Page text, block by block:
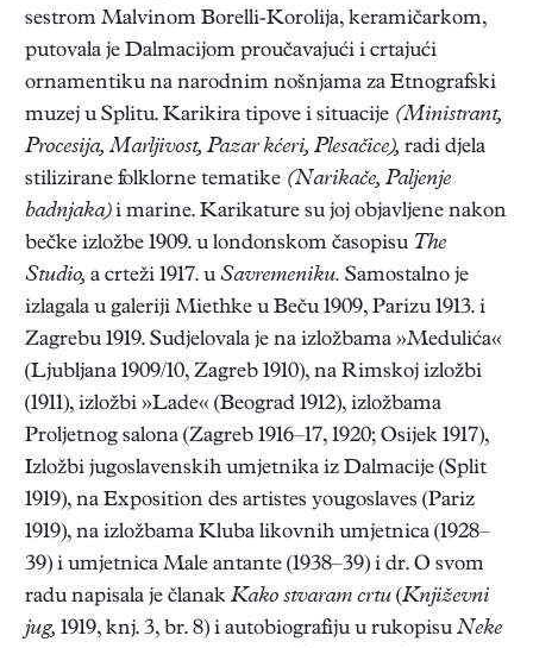
sestrom Malvinom Borelli-Korolija, keramičarkom,
putovala je Dalmacijom proučavajući i crtajući
ornamentiku na narodnim nošnjama za Etnografski
muzej u Splitu. Karikira tipove i situacije (Ministrant,
Procesija, Marljivost, Pazar kćeri, Plesačice), radi djela
stilizirane folklorne tematike (Narikače, Paljenje
badnjaka)i marine. Karikature su joj objavljene nakon
bečke izložbe 1909. u londonskom časopisu The
Studio, a crteži 1917. u Savremeniku. Samostalno je
izlagala u galeriji Miethke u Beču 1909, Parizu 1913. i
Zagrebu 1919. Sudjelovala je na izložbama »Medulića«
(Ljubljana 1909/10, Zagreb 1910), na Rimskoj izložbi
(1911), izložbi »Lade« (Beograd 1912), izložbama
Proljetnog salona (Zagreb 1916–17, 1920; Osijek 1917),
Izložbi jugoslavenskih umjetnika iz Dalmacije (Split
1919), na Exposition des artistes yougoslaves (Pariz
1919), na izložbama Kluba likovnih umjetnica (1928–
39) i umjetnica Male antante (1938–39) i dr. O svom
radu napisala je članak Kako stvaram crtu (Književni
jug, 1919, knj. 3, br. 8) i autobiografiju u rukopisu Neke